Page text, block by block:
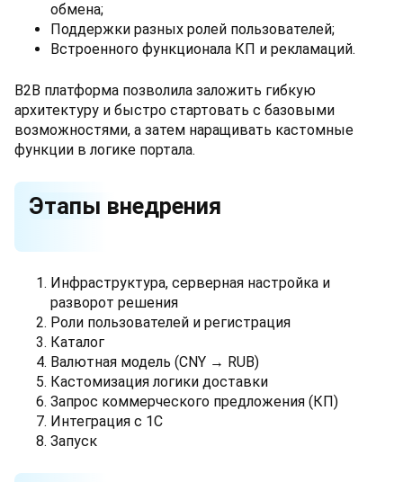
обмена;
Поддержки разных ролей пользователей;
Встроенного функционала КП и рекламаций.
B2B платформа позволила заложить гибкую
архитектуру и быстро стартовать с базовыми
возможностями, а затем наращивать кастомные
функции в логике портала.
Этапы внедрения
Инфраструктура, серверная настройка и
разворот решения
Роли пользователей и регистрация
Каталог
Валютная модель (CNY → RUB)
Кастомизация логики доставки
Запрос коммерческого предложения (КП)
Интеграция с 1С
Запуск